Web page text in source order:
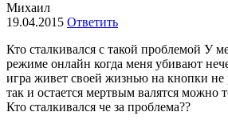
Михаил
19.04.2015 Ответить
Кто сталкивался с такой проблемой У
режиме онлайн когда меня убивают
игра живет своей жизнью на кнопки не
так и остается мертвым валятся можно
Кто сталкивался че за проблема??